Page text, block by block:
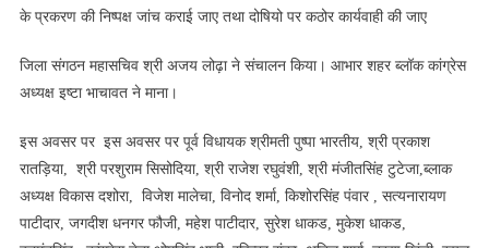
के प्रकरण की निष्पक्ष जांच कराई जाए तथा दोषियो पर कठोर कार्यवाही की जाए
जिला संगठन महासचिव श्री अजय लोढ़ा ने संचालन किया। आभार शहर ब्लॉक कांग्रेस
अध्यक्ष इष्टा भाचावत ने माना।
इस अवसर पर इस अवसर पर पूर्व विधायक श्रीमती पुष्पा भारतीय, श्री प्रकाश
रातड़िया, श्री परशुराम सिसोदिया, श्री राजेश रघुवंशी, श्री मंजीतसिंह टुटेजा,ब्लाक
अध्यक्ष विकास दशोरा, विजेश मालेचा, विनोद शर्मा, किशोरसिंह पंवार , सत्यनारायण
पाटीदार, जगदीश धनगर फौजी, महेश पाटीदार, सुरेश धाकड, मुकेश धाकड,